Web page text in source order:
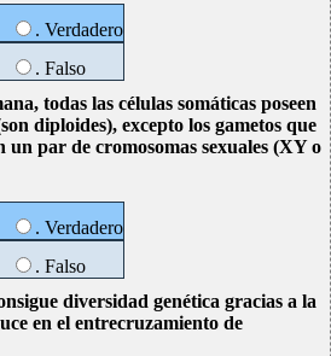
. Verdadero
. Falso
todas las células somáticas poseen
diploides), excepto los gametos que
un par de cromosomas sexuales (XY o
. Verdadero
. Falso
diversidad genética gracias a la
en el entrecruzamiento de